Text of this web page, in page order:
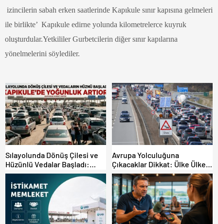
izincilerin sabah erken saatlerinde Kapıkule sınır kapısına gelmeleri
ile birlikte’ Kapıkule edirne yolunda kilometrelerce kuyruk
oluşturdular.Yetkililer Gurbetcilerin diğer sınır kapılarına
yönelmelerini söylediler.
Sılayolunda Dönüş Çilesi ve
Hüzünlü Vedalar Başladı:
Kapıkule’de Yoğunluk Artıyor!
Avrupa Yolculuğuna
Çıkacaklar Dikkat: Ülke Ülke
Güncel Trafik Kuralları,
Avrupa Otoyol Hız Limitleri